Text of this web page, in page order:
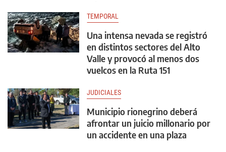
TEMPORAL
Una intensa nevada se registró
en distintos sectores del Alto
Valle y provocó al menos dos
vuelcos en la Ruta 151
JUDICIALES
Municipio rionegrino deberá
afrontar un juicio millonario por
un accidente en una plaza